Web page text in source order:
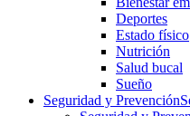
Deportes
Estado físico
Nutrición
Salud bucal
Sueño
Seguridad y Prevención